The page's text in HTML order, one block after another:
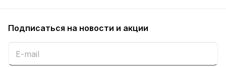
Подписаться на новости и акции